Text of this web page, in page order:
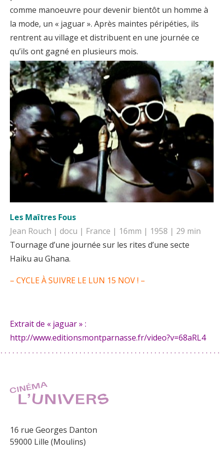
comme manoeuvre pour devenir bientôt un homme à
la mode, un « jaguar ». Après maintes péripéties, ils
rentrent au village et distribuent en une journée ce
qu’ils ont gagné en plusieurs mois.
Les Maîtres Fous
Jean Rouch | docu | France | 16mm | 1958 | 29 min
Tournage d’une journée sur les rites d’une secte
Haiku au Ghana.
– CYCLE À SUIVRE LE LUN 15 NOV ! –
Extrait de « jaguar » :
http://www.editionsmontparnasse.fr/video?v=68aRL4
16 rue Georges Danton
59000 Lille (Moulins)